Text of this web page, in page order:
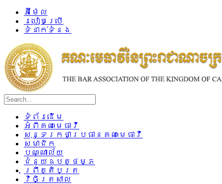
អ៊ីម៉ែល
របៀបប្រើ
ទំនាក់ទំនង
ទំព័រដើម
អំពីគណៈមេធាវី
សុន្ទរកថាប្រធានគណៈមេធាវី
សមាជិក
បណ្ណាល័យ
ជំនួយឧបត្ថម្ភ
ព្រឹត្តិបត្រ
វិចិត្រសាល